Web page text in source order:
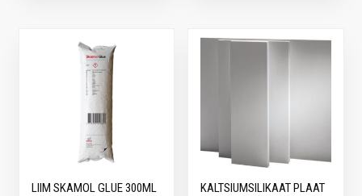
LIIM SKAMOL GLUE 300ML
KALTSIUMSILIKAAT PLAAT